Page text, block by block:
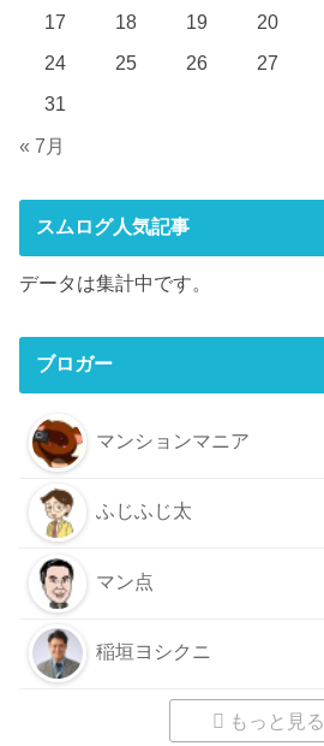
17
18 19 20
24
25 26 27
31
« 7月
スムログ人気記事
データは集計中です。
ブロガー
マンションマニア
ふじふじ太
マン点
稲垣ヨシクニ
もっと見る